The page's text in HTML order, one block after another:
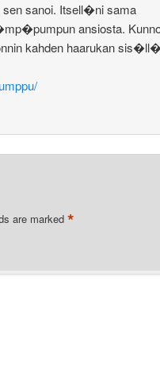
sen sanoi. Itsell�ni sama
ansiosta.
kahden haarukan
are marked *